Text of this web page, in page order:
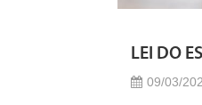
LEI DO
09/03/